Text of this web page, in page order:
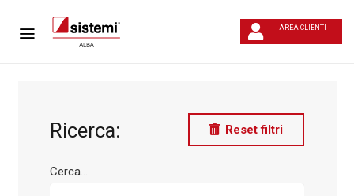
AREA CLIENTI
Ricerca: Reset filtri
Cerca...